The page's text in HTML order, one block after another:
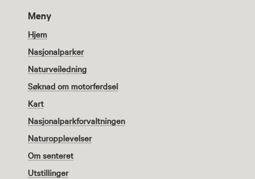
Meny
Hjem
Nasjonalparker
Naturveiledning
Søknad om motorferdsel
Kart
Nasjonalparkforvaltningen
Naturopplevelser
Om senteret
Utstillinger